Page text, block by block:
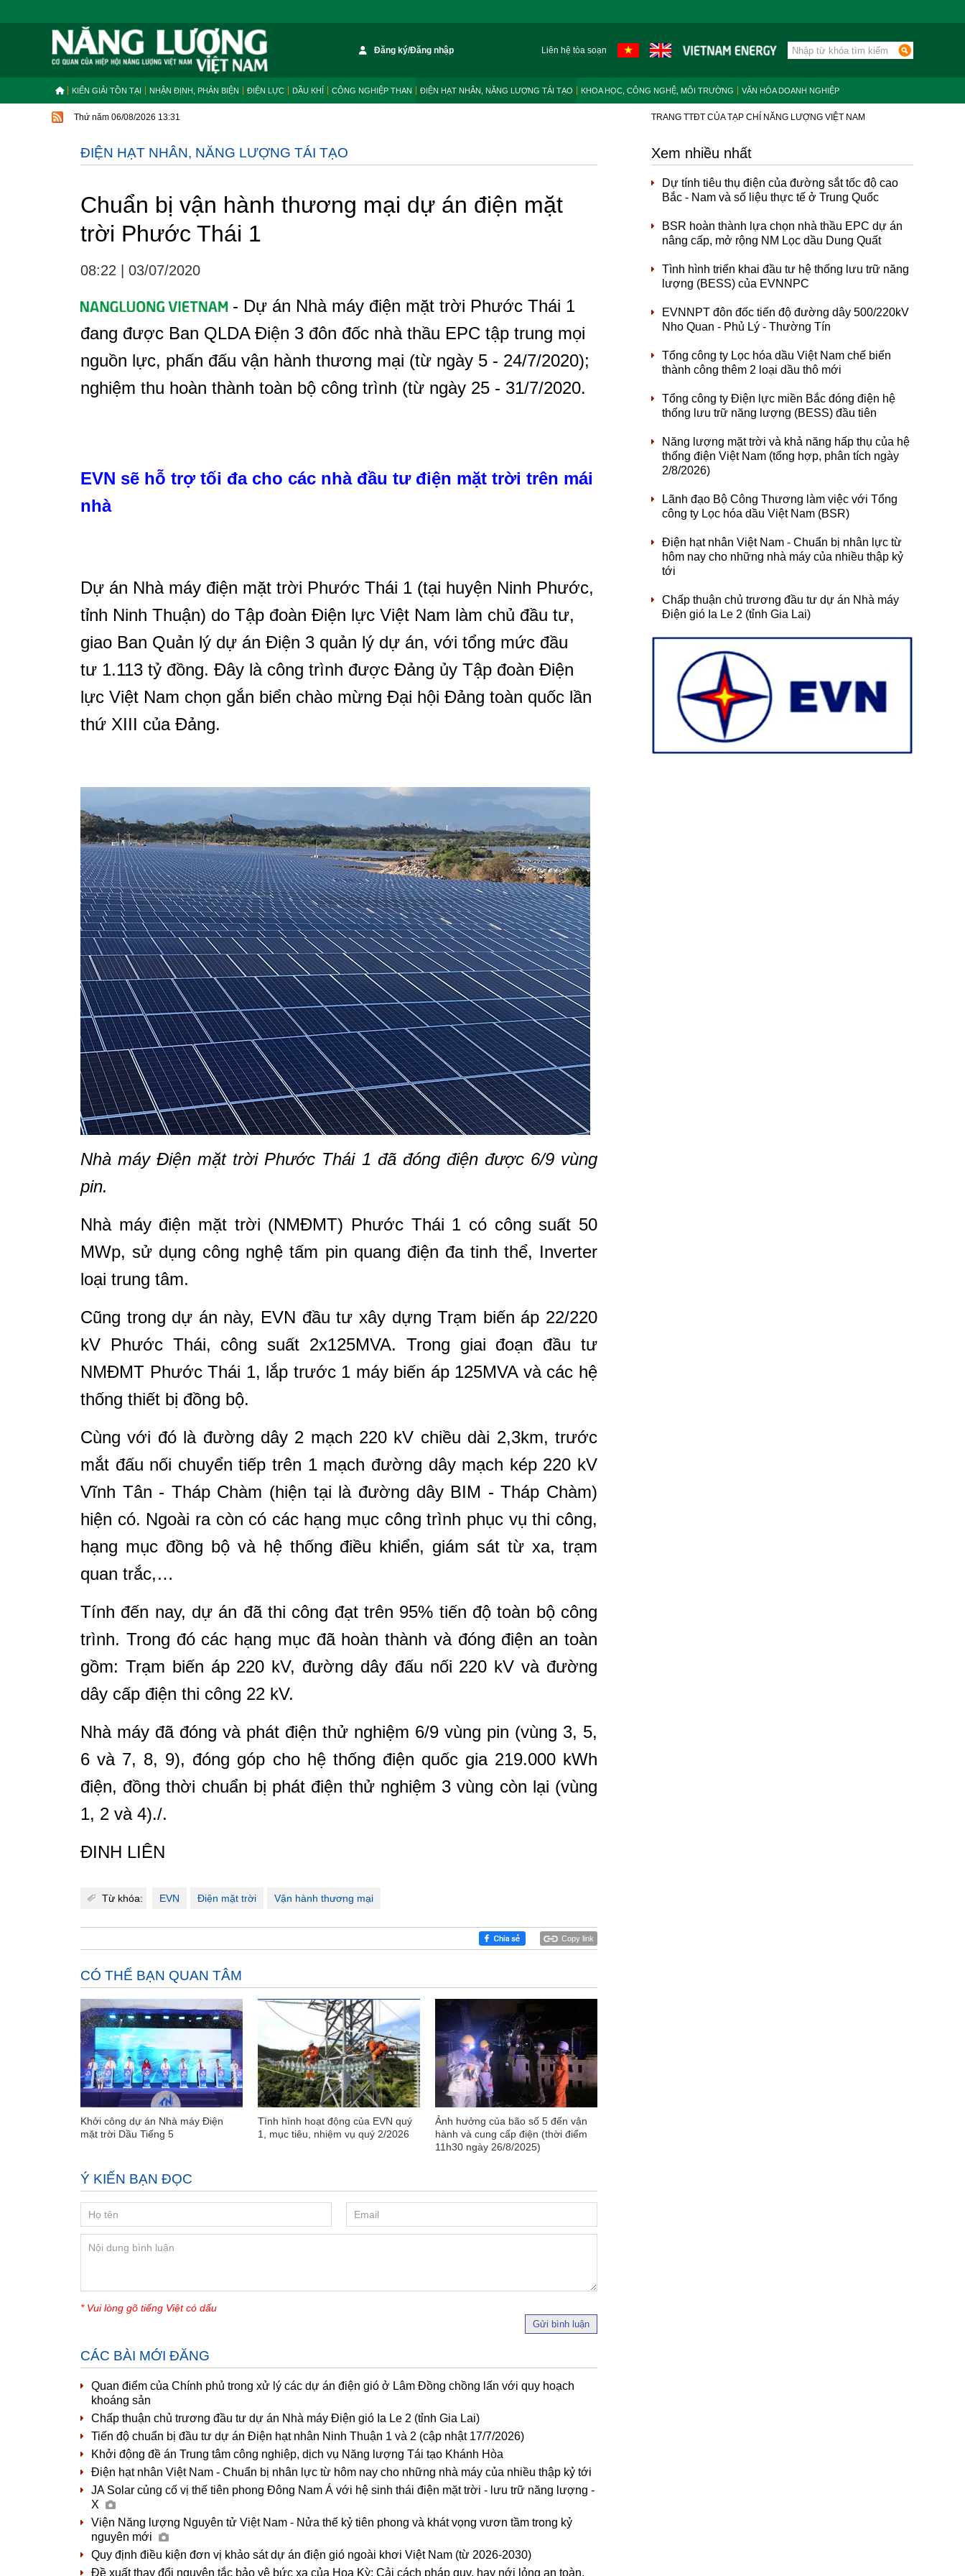
Đăng ký/Đăng nhập Liên hệ tòa soạn
KIẾN GIẢI TỒN TẠI NHẬN ĐỊNH, PHẢN BIỆN ĐIỆN LỰC DẦU KHÍ CÔNG NGHIỆP THAN ĐIỆN HẠT NHÂN, NĂNG LƯỢNG TÁI TẠO KHOA HỌC, CÔNG NGHỆ, MÔI TRƯỜNG VĂN HÓA DOANH NGHIỆP
Thứ năm 06/08/2026 13:31 TRANG TTĐT CỦA TẠP CHÍ NĂNG LƯỢNG VIỆT NAM
ĐIỆN HẠT NHÂN, NĂNG LƯỢNG TÁI TẠO
Chuẩn bị vận hành thương mại dự án điện mặt
trời Phước Thái 1
08:22 03/07/2020
- Dự án Nhà máy điện mặt trời Phước Thái 1
đang được Ban QLDA Điện 3 đôn đốc nhà thầu EPC tập trung mọi
nguồn lực, phấn đấu vận hành thương mại (từ ngày 5 - 24/7/2020);
nghiệm thu hoàn thành toàn bộ công trình (từ ngày 25 - 31/7/2020.
EVN sẽ hỗ trợ tối đa cho các nhà đầu tư điện mặt trời trên mái
nhà
Dự án Nhà máy điện mặt trời Phước Thái 1 (tại huyện Ninh Phước,
tỉnh Ninh Thuận) do Tập đoàn Điện lực Việt Nam làm chủ đầu tư,
giao Ban Quản lý dự án Điện 3 quản lý dự án, với tổng mức đầu
tư 1.113 tỷ đồng. Đây là công trình được Đảng ủy Tập đoàn Điện
lực Việt Nam chọn gắn biển chào mừng Đại hội Đảng toàn quốc lần
thứ XIII của Đảng.
Nhà máy Điện mặt trời Phước Thái 1 đã đóng điện được 6/9 vùng
pin.
Nhà máy điện mặt trời (NMĐMT) Phước Thái 1 có công suất 50
MWp, sử dụng công nghệ tấm pin quang điện đa tinh thể, Inverter
loại trung tâm.
Cũng trong dự án này, EVN đầu tư xây dựng Trạm biến áp 22/220
kV Phước Thái, công suất 2x125MVA. Trong giai đoạn đầu tư
NMĐMT Phước Thái 1, lắp trước 1 máy biến áp 125MVA và các hệ
thống thiết bị đồng bộ.
Cùng với đó là đường dây 2 mạch 220 kV chiều dài 2,3km, trước
mắt đấu nối chuyển tiếp trên 1 mạch đường dây mạch kép 220 kV
Vĩnh Tân - Tháp Chàm (hiện tại là đường dây BIM - Tháp Chàm)
hiện có. Ngoài ra còn có các hạng mục công trình phục vụ thi công,
hạng mục đồng bộ và hệ thống điều khiển, giám sát từ xa, trạm
quan trắc,…
Tính đến nay, dự án đã thi công đạt trên 95% tiến độ toàn bộ công
trình. Trong đó các hạng mục đã hoàn thành và đóng điện an toàn
gồm: Trạm biến áp 220 kV, đường dây đấu nối 220 kV và đường
dây cấp điện thi công 22 kV.
Nhà máy đã đóng và phát điện thử nghiệm 6/9 vùng pin (vùng 3, 5,
6 và 7, 8, 9), đóng góp cho hệ thống điện quốc gia 219.000 kWh
điện, đồng thời chuẩn bị phát điện thử nghiệm 3 vùng còn lại (vùng
1, 2 và 4)./.
ĐINH LIÊN
Từ khóa: EVN Điện mặt trời Vận hành thương mại
Copy link
CÓ THỂ BẠN QUAN TÂM
Khởi công dự án Nhà máy Điện
mặt trời Dầu Tiếng 5
Tình hình hoạt động của EVN quý
1, mục tiêu, nhiệm vụ quý 2/2026
Ảnh hưởng của bão số 5 đến vận
hành và cung cấp điện (thời điểm
11h30 ngày 26/8/2025)
Ý KIẾN BẠN ĐỌC
* Vui lòng gõ tiếng Việt có dấu
Gửi bình luận
CÁC BÀI MỚI ĐĂNG
Quan điểm của Chính phủ trong xử lý các dự án điện gió ở Lâm Đồng chồng lấn với quy hoạch
khoáng sản
Chấp thuận chủ trương đầu tư dự án Nhà máy Điện gió Ia Le 2 (tỉnh Gia Lai)
Tiến độ chuẩn bị đầu tư dự án Điện hạt nhân Ninh Thuận 1 và 2 (cập nhật 17/7/2026)
Khởi động đề án Trung tâm công nghiệp, dịch vụ Năng lượng Tái tạo Khánh Hòa
Điện hạt nhân Việt Nam - Chuẩn bị nhân lực từ hôm nay cho những nhà máy của nhiều thập kỷ tới
JA Solar củng cố vị thế tiên phong Đông Nam Á với hệ sinh thái điện mặt trời - lưu trữ năng lượng -
X
Viện Năng lượng Nguyên tử Việt Nam - Nửa thế kỷ tiên phong và khát vọng vươn tầm trong kỷ
nguyên mới
Quy định điều kiện đơn vị khảo sát dự án điện gió ngoài khơi Việt Nam (từ 2026-2030)
Đề xuất thay đổi nguyên tắc bảo vệ bức xạ của Hoa Kỳ: Cải cách pháp quy, hay nới lỏng an toàn,
Xem nhiều nhất
Dự tính tiêu thụ điện của đường sắt tốc độ cao
Bắc - Nam và số liệu thực tế ở Trung Quốc
BSR hoàn thành lựa chọn nhà thầu EPC dự án
nâng cấp, mở rộng NM Lọc dầu Dung Quất
Tình hình triển khai đầu tư hệ thống lưu trữ năng
lượng (BESS) của EVNNPC
EVNNPT đôn đốc tiến độ đường dây 500/220kV
Nho Quan - Phủ Lý - Thường Tín
Tổng công ty Lọc hóa dầu Việt Nam chế biến
thành công thêm 2 loại dầu thô mới
Tổng công ty Điện lực miền Bắc đóng điện hệ
thống lưu trữ năng lượng (BESS) đầu tiên
Năng lượng mặt trời và khả năng hấp thụ của hệ
thống điện Việt Nam (tổng hợp, phân tích ngày
2/8/2026)
Lãnh đạo Bộ Công Thương làm việc với Tổng
công ty Lọc hóa dầu Việt Nam (BSR)
Điện hạt nhân Việt Nam - Chuẩn bị nhân lực từ
hôm nay cho những nhà máy của nhiều thập kỷ
tới
Chấp thuận chủ trương đầu tư dự án Nhà máy
Điện gió Ia Le 2 (tỉnh Gia Lai)